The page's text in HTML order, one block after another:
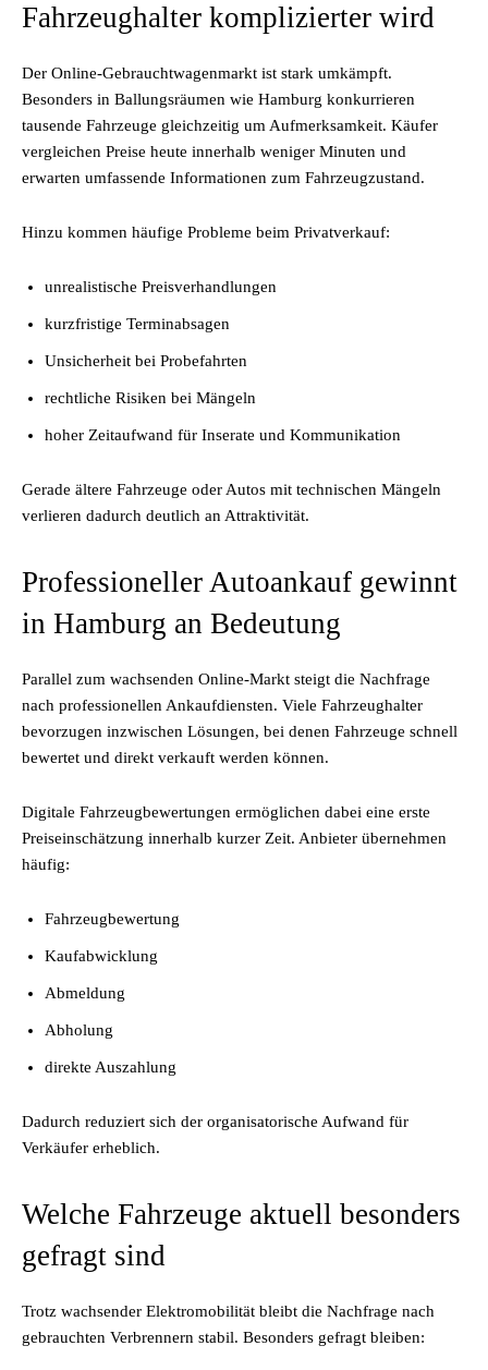
Fahrzeughalter komplizierter wird
Der Online-Gebrauchtwagenmarkt ist stark umkämpft.
Besonders in Ballungsräumen wie Hamburg konkurrieren
tausende Fahrzeuge gleichzeitig um Aufmerksamkeit. Käufer
vergleichen Preise heute innerhalb weniger Minuten und
erwarten umfassende Informationen zum Fahrzeugzustand.
Hinzu kommen häufige Probleme beim Privatverkauf:
unrealistische Preisverhandlungen
kurzfristige Terminabsagen
Unsicherheit bei Probefahrten
rechtliche Risiken bei Mängeln
hoher Zeitaufwand für Inserate und Kommunikation
Gerade ältere Fahrzeuge oder Autos mit technischen Mängeln
verlieren dadurch deutlich an Attraktivität.
Professioneller Autoankauf gewinnt
in Hamburg an Bedeutung
Parallel zum wachsenden Online-Markt steigt die Nachfrage
nach professionellen Ankaufdiensten. Viele Fahrzeughalter
bevorzugen inzwischen Lösungen, bei denen Fahrzeuge schnell
bewertet und direkt verkauft werden können.
Digitale Fahrzeugbewertungen ermöglichen dabei eine erste
Preiseinschätzung innerhalb kurzer Zeit. Anbieter übernehmen
häufig:
Fahrzeugbewertung
Kaufabwicklung
Abmeldung
Abholung
direkte Auszahlung
Dadurch reduziert sich der organisatorische Aufwand für
Verkäufer erheblich.
Welche Fahrzeuge aktuell besonders
gefragt sind
Trotz wachsender Elektromobilität bleibt die Nachfrage nach
gebrauchten Verbrennern stabil. Besonders gefragt bleiben: